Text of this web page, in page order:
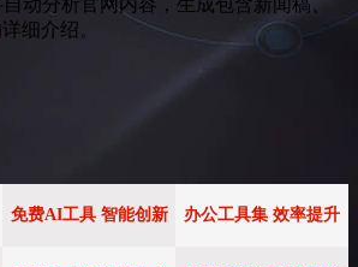
动分析官网内容，生成包含新闻稿、
细介绍。
免费AI工具 智能创新 办公工具集 效率提升